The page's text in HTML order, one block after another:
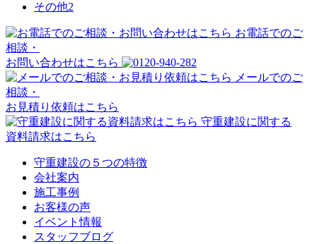
その他2
お電話でのご
相談・
お問い合わせはこちら
メールでのご
相談・
お見積り依頼はこちら
守重建設に関する
資料請求はこちら
守重建設の５つの特徴
会社案内
施工事例
お客様の声
イベント情報
スタッフブログ